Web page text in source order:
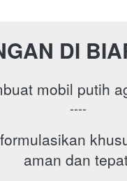
DI
mobil putih
----
aman dan